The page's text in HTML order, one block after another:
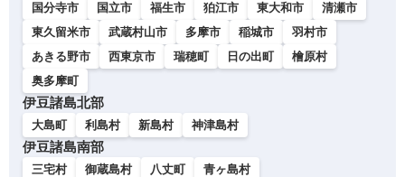
国分寺市
国立市 福生市 狛江市 東大和市
清瀬市
東久留米市
武蔵村山市 多摩市 稲城市
羽村市
あきる野市
西東京市 瑞穂町 日の出町
檜原村
奥多摩町
伊豆諸島北部
大島町 利島村 新島村 神津島村
伊豆諸島南部
三宅村 御蔵島村 八丈町 青ヶ島村